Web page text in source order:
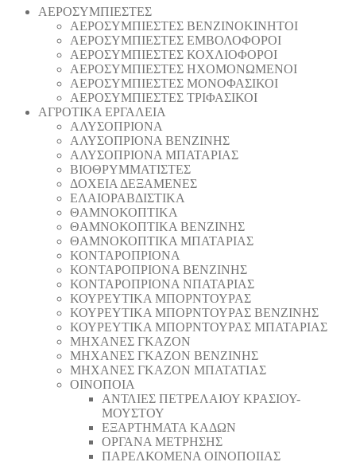
AEΡΟΣΥΜΠΙΕΣΤΕΣ
AEΡΟΣΥΜΠΙΕΣΤΕΣ ΒΕΝΖΙΝΟΚΙΝΗΤΟΙ
AEΡΟΣΥΜΠΙΕΣΤΕΣ ΕΜΒΟΛΟΦΟΡΟΙ
AEΡΟΣΥΜΠΙΕΣΤΕΣ ΚΟΧΛΙΟΦΟΡΟΙ
ΑΕΡΟΣΥΜΠΙΕΣΤΕΣ ΗΧΟΜΟΝΩΜΕΝΟΙ
ΑΕΡΟΣΥΜΠΙΕΣΤΕΣ ΜΟΝΟΦΑΣΙΚΟΙ
ΑΕΡΟΣΥΜΠΙΕΣΤΕΣ ΤΡΙΦΑΣΙΚΟΙ
ΑΓΡΟΤΙΚΑ ΕΡΓΑΛΕΙΑ
AΛΥΣΟΠΡΙΟΝΑ
AΛΥΣΟΠΡΙΟΝΑ ΒΕΝΖΙΝΗΣ
AΛΥΣΟΠΡΙΟΝΑ ΜΠΑΤΑΡΙΑΣ
ΒΙΟΘΡΥΜΜΑΤΙΣΤΕΣ
ΔΟΧΕΙΑ ΔΕΞΑΜΕΝΕΣ
ΕΛΑΙΟΡΑΒΔΙΣΤΙΚΑ
ΘAΜΝΟΚΟΠΤΙΚΑ
ΘAΜΝΟΚΟΠΤΙΚΑ ΒΕΝΖΙΝΗΣ
ΘAΜΝΟΚΟΠΤΙΚΑ ΜΠΑΤΑΡΙΑΣ
ΚΟΝΤΑΡΟΠΡΙΟΝΑ
ΚΟΝΤΑΡΟΠΡΙΟΝΑ ΒΕΝΖΙΝΗΣ
ΚΟΝΤΑΡΟΠΡΙΟΝΑ ΝΠΑΤΑΡΙΑΣ
ΚΟΥΡΕΥΤΙΚΑ ΜΠΟΡΝΤΟΥΡΑΣ
ΚΟΥΡΕΥΤΙΚΑ ΜΠΟΡΝΤΟΥΡΑΣ ΒΕΝΖΙΝΗΣ
ΚΟΥΡΕΥΤΙΚΑ ΜΠΟΡΝΤΟΥΡΑΣ ΜΠΑΤΑΡΙΑΣ
ΜΗΧΑΝΕΣ ΓΚΑΖΟΝ
ΜΗΧΑΝΕΣ ΓΚΑΖΟΝ ΒΕΝΖΙΝΗΣ
ΜΗΧΑΝΕΣ ΓΚΑΖΟΝ ΜΠΑΤΑΤΙΑΣ
ΟΙΝΟΠΟΙΑ
ΑΝΤΛΙΕΣ ΠΕΤΡΕΛΑΙΟΥ ΚΡΑΣΙΟΥ-
ΜΟΥΣΤΟΥ
ΕΞΑΡΤΗΜΑΤΑ ΚΑΔΩΝ
ΟΡΓΑΝΑ ΜΕΤΡΗΣΗΣ
ΠΑΡΕΛΚΟΜΕΝΑ ΟΙΝΟΠΟΙΙΑΣ